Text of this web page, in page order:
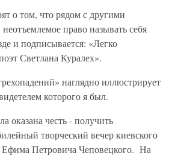
о том, что рядом с другими
право называть себя
и подписывается: «Легко
Светлана Куралех».
наглядно иллюстрирует
которого я был.
честь - получить
творческий вечер киевского
Ефима Петровича Чеповецкого. На